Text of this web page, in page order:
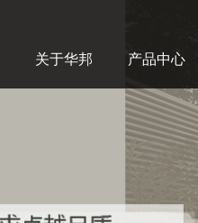
关于华邦 产品中心